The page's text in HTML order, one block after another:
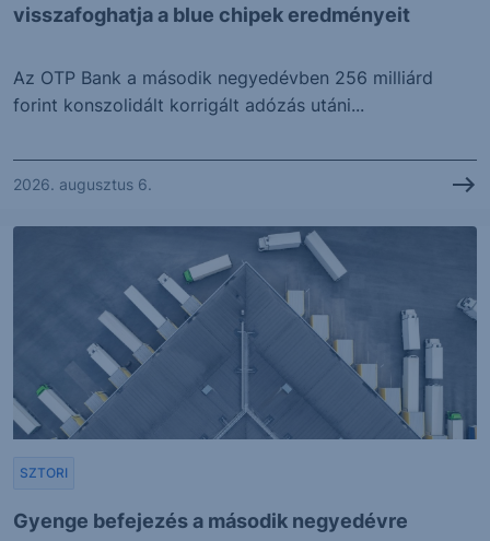
visszafoghatja a blue chipek eredményeit
Az OTP Bank a második negyedévben 256 milliárd
forint konszolidált korrigált adózás utáni...
2026. augusztus 6.
Gyenge befejezés a második negyedévre
SZTORI